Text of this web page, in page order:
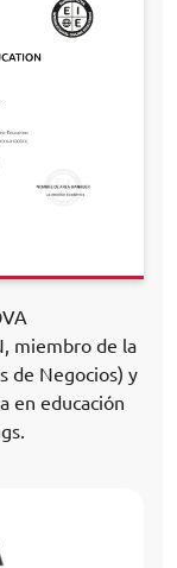
miembro de la
de Negocios) y
en educación